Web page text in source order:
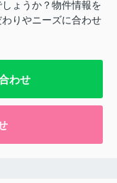
ょうか？物件情報を
りやニーズに合わせ
わせ